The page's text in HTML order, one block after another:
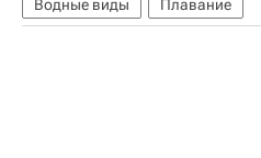
Водные виды
Плавание